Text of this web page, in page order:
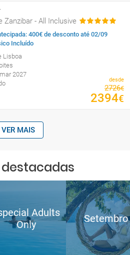
Zanzibar - All Inclusive
400€ de desconto até 02/09
Incluído
Lisboa
2027
desde
2726€
2394€
VER MAIS
Adults
Only
Setembro